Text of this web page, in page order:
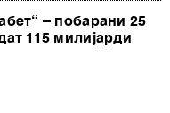
– побарани 25
115 милијарди